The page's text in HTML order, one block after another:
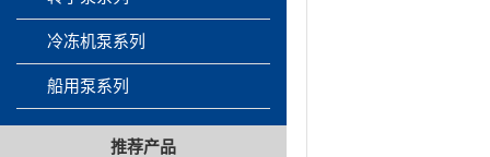
冷冻机泵系列
船用泵系列
推荐产品